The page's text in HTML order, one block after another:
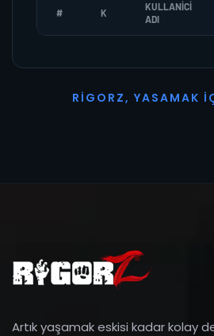
# K
KULLANICI
ADI
R I G O R Z, YASAMAK İ
Artık yaşamak eskisi kadar kolay